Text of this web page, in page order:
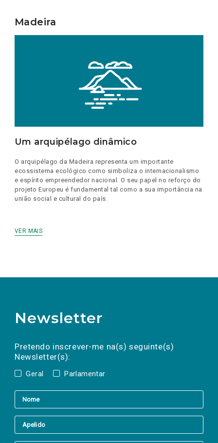
Madeira
Um arquipélago dinâmico
O arquipélago da Madeira representa um importante
ecossistema ecológico como simboliza o internacionalismo
e espírito empreendedor nacional. O seu papel no reforço do
projeto Europeu é fundamental tal como a sua importância na
união social e cultural do país.
VER MAIS
Newsletter
Pretendo inscrever-me na(s) seguinte(s)
Newsletter(s):
Geral Parlamentar
a(s) newsletter(s).
mail